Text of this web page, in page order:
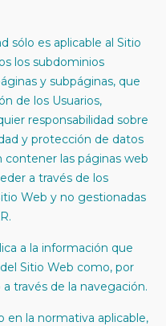
sólo es aplicable al Sitio
los subdominios
y subpáginas, que
de los Usuarios,
responsabilidad sobre
y protección de datos
contener las páginas web
a través de los
Web y no gestionadas
a la información que
Sitio Web como, por
través de la navegación.
en la normativa aplicable,